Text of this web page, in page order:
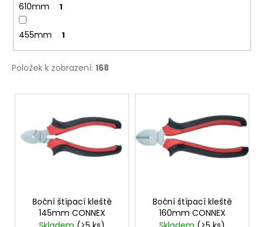
610mm 1
455mm 1
Položek k zobrazení: 168
V
Boční štípací kleště
145mm CONNEX
Boční štípací kleště
160mm CONNEX